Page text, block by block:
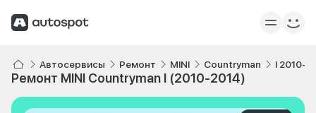
Автосервисы Ремонт MINI Countryman I 2010-
Ремонт MINI Countryman I (2010-2014)